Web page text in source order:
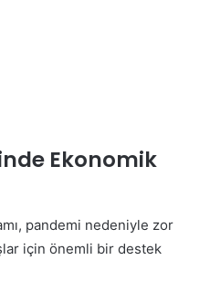
Ekonomik
pandemi nedeniyle zor
için önemli bir destek